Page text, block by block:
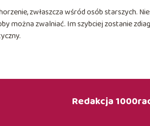
zwłaszcza wśród osób starszych.
można zwalniać. Im szybciej zostanie
Redakcja